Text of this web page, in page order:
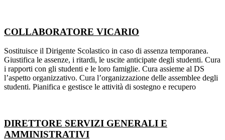
COLLABORATORE VICARIO
Sostituisce il Dirigente Scolastico in caso di assenza temporanea.
Giustifica le assenze, i ritardi, le uscite anticipate degli studenti. Cura
i rapporti con gli studenti e le loro famiglie. Cura assieme al DS
l’aspetto organizzativo. Cura l’organizzazione delle assemblee degli
studenti. Pianifica e gestisce le attività di sostegno e recupero
DIRETTORE SERVIZI GENERALI E
AMMINISTRATIVI